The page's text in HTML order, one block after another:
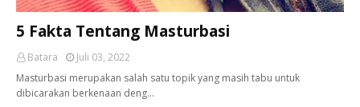
5 Fakta Tentang Masturbasi
Batara
Juli 03, 2022
Masturbasi merupakan salah satu topik yang masih tabu untuk
dibicarakan berkenaan deng…